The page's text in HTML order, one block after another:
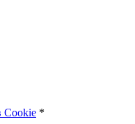
Cookie *